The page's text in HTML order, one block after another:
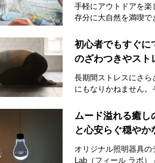
手軽にアウトドアを楽
存分に大自然を満喫
初心者でもすぐに
のざわつきやスト
長期間ストレスにさら
にもなりかねません
ムード溢れる癒し
と心安らぐ穏やか
オリジナル照明器具の
Lab（フィール ラボ